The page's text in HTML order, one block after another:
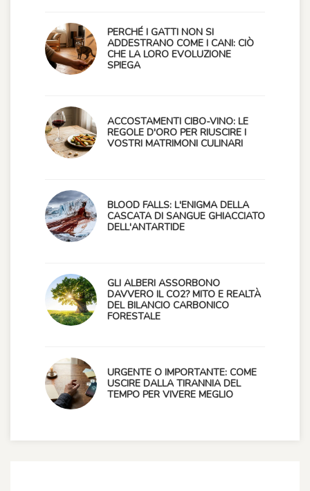
PERCHÉ I GATTI NON SI
ADDESTRANO COME I CANI: CIÒ
CHE LA LORO EVOLUZIONE
SPIEGA
ACCOSTAMENTI CIBO-VINO: LE
REGOLE D'ORO PER RIUSCIRE I
VOSTRI MATRIMONI CULINARI
BLOOD FALLS: L'ENIGMA DELLA
CASCATA DI SANGUE GHIACCIATO
DELL'ANTARTIDE
GLI ALBERI ASSORBONO
DAVVERO IL CO2? MITO E REALTÀ
DEL BILANCIO CARBONICO
FORESTALE
URGENTE O IMPORTANTE: COME
USCIRE DALLA TIRANNIA DEL
TEMPO PER VIVERE MEGLIO